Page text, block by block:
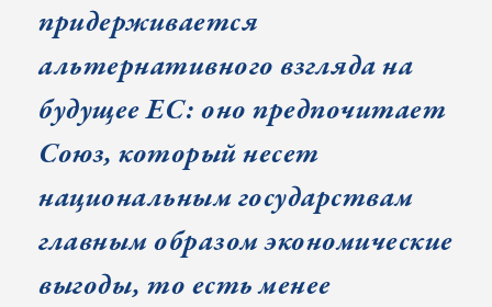
придерживается
альтернативного взгляда на
будущее ЕС: оно предпочитает
Союз, который несет
национальным государствам
главным образом экономические
выгоды, то есть менее